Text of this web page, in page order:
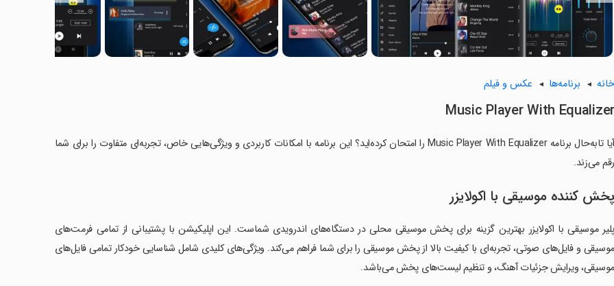
خانه برنامه‌ها عکس و فیلم
Music Player With Equalizer
آیا تابه‌حال برنامه Music Player With Equalizer را امتحان کرده‌اید؟ این برنامه با امکانات کاربردی و ویژگی‌هایی خاص، تجربه‌ای متفاوت را برای شما
رقم می‌زند.
پخش کننده موسیقی با اکولایزر
پلیر موسیقی با اکولایزر بهترین گزینه برای پخش موسیقی محلی در دستگاه‌های اندرویدی شماست. این اپلیکیشن با پشتیبانی از تمامی فرمت‌های
موسیقی و فایل‌های صوتی، تجربه‌ای با کیفیت بالا از پخش موسیقی را برای شما فراهم می‌کند. ویژگی‌های کلیدی شامل شناسایی خودکار تمامی فایل‌های
موسیقی، ویرایش جزئیات آهنگ، و تنظیم لیست‌های پخش می‌باشد.